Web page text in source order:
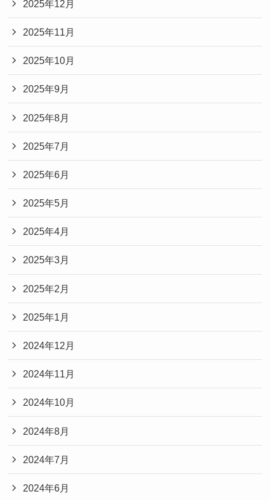
2025年12月
2025年11月
2025年10月
2025年9月
2025年8月
2025年7月
2025年6月
2025年5月
2025年4月
2025年3月
2025年2月
2025年1月
2024年12月
2024年11月
2024年10月
2024年8月
2024年7月
2024年6月